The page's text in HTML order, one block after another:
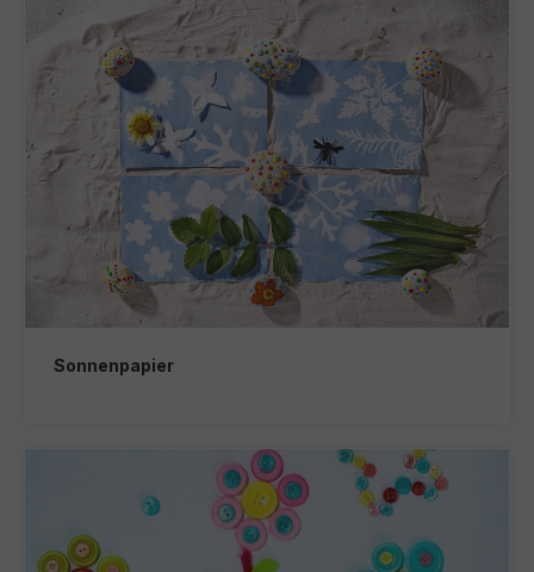
Sonnenpapier